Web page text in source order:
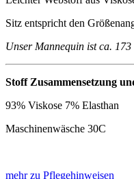
Sitz entspricht den
Unser Mannequin ist ca.
Stoff Zusammensetzung
93% Viskose 7% Elasthan
Maschinenwäsche 30C
mehr zu Pflegehinweisen